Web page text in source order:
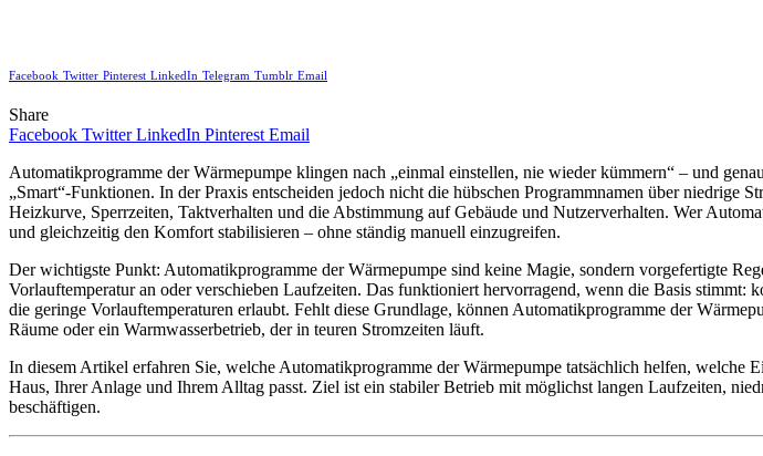
Facebook Twitter Pinterest LinkedIn Telegram Tumblr Email
Share
Facebook Twitter LinkedIn Pinterest Email
Automatikprogramme der Wärmepumpe klingen nach „einmal einstellen, nie wieder kümmern“ – und
„Smart“-Funktionen. In der Praxis entscheiden jedoch nicht die hübschen Programmnamen über niedrige
Heizkurve, Sperrzeiten, Taktverhalten und die Abstimmung auf Gebäude und Nutzerverhalten. Wer
und gleichzeitig den Komfort stabilisieren – ohne ständig manuell einzugreifen.
Der wichtigste Punkt: Automatikprogramme der Wärmepumpe sind keine Magie, sondern vorgefertigte
Vorlauftemperatur an oder verschieben Laufzeiten. Das funktioniert hervorragend, wenn die Basis
die geringe Vorlauftemperaturen erlaubt. Fehlt diese Grundlage, können Automatikprogramme der
Räume oder ein Warmwasserbetrieb, der in teuren Stromzeiten läuft.
In diesem Artikel erfahren Sie, welche Automatikprogramme der Wärmepumpe tatsächlich helfen,
Haus, Ihrer Anlage und Ihrem Alltag passt. Ziel ist ein stabiler Betrieb mit möglichst langen Laufzeiten,
beschäftigen.